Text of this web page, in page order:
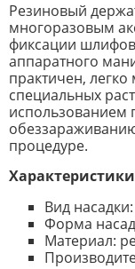
Резиновый
многоразовым
фиксации
аппаратного
практичен,
специальных
использованием
процедуре.
Характеристики
Вид
Форма
Материал: